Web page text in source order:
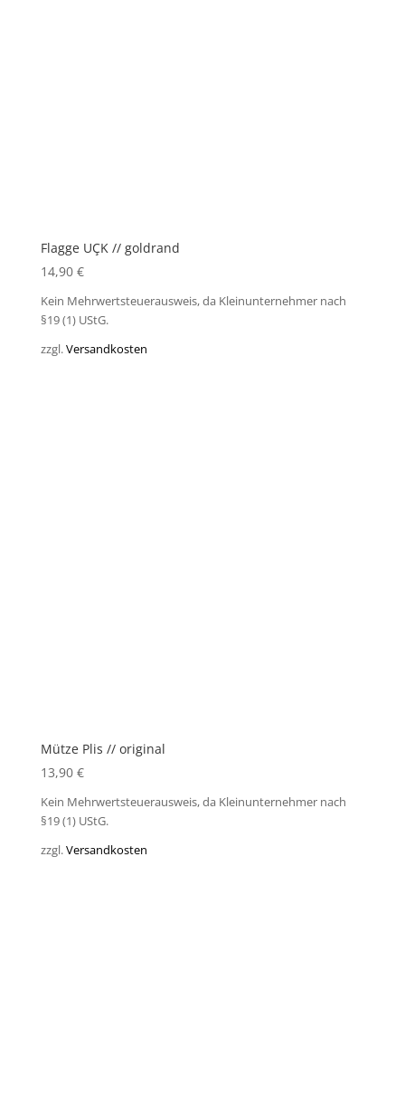
Flagge UÇK // goldrand
14,90 €
Kein Mehrwertsteuerausweis, da Kleinunternehmer nach
§19 (1) UStG.
zzgl.Versandkosten
Mütze Plis // original
13,90 €
Kein Mehrwertsteuerausweis, da Kleinunternehmer nach
§19 (1) UStG.
zzgl.Versandkosten